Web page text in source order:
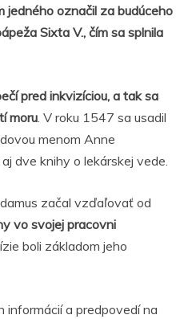
jedného označil za budúceho
Sixta V., čím sa splnila
pred inkvizíciou, a tak sa
moru. V roku 1547 sa usadil
menom Anne
dve knihy o lekárskej vede.
začal vzďaľovať od
vo svojej pracovni
boli základom jeho
informácií a predpovedí na